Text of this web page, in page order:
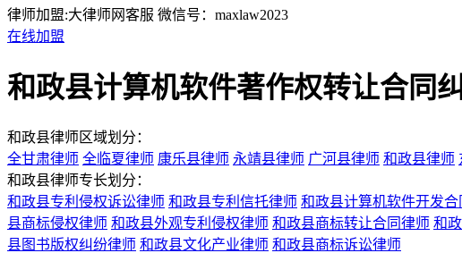
律师加盟:大律师网客服 微信号：maxlaw2023
在线加盟
和政县计算机软件著作权转让合同
和政县律师区域划分：
全甘肃律师 全临夏律师 康乐县律师 永靖县律师 广河县律师 和政县律师
和政县律师专长划分：
和政县专利侵权诉讼律师 和政县专利信托律师 和政县计算机软件开发合
县商标侵权律师 和政县外观专利侵权律师 和政县商标转让合同律师 和
县图书版权纠纷律师 和政县文化产业律师 和政县商标诉讼律师